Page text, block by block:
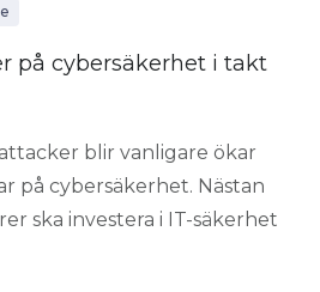
på cybersäkerhet i takt
blir vanligare ökar
på cybersäkerhet. Nästan
ska investera i IT-säkerhet